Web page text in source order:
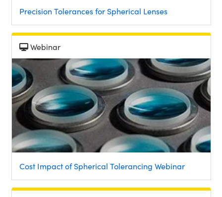
Precision Tolerances for Spherical Lenses
Webinar
Cost Impact of Spherical Tolerancing Webinar